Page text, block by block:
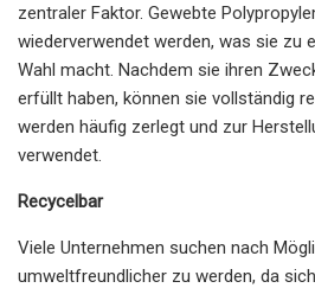
zentraler Faktor. Gewebte
wiederverwendet werden, was sie zu
Wahl macht. Nachdem sie ihren
erfüllt haben, können sie vollständig
werden häufig zerlegt und zur
verwendet.
Recycelbar
Viele Unternehmen suchen nach
umweltfreundlicher zu werden, da